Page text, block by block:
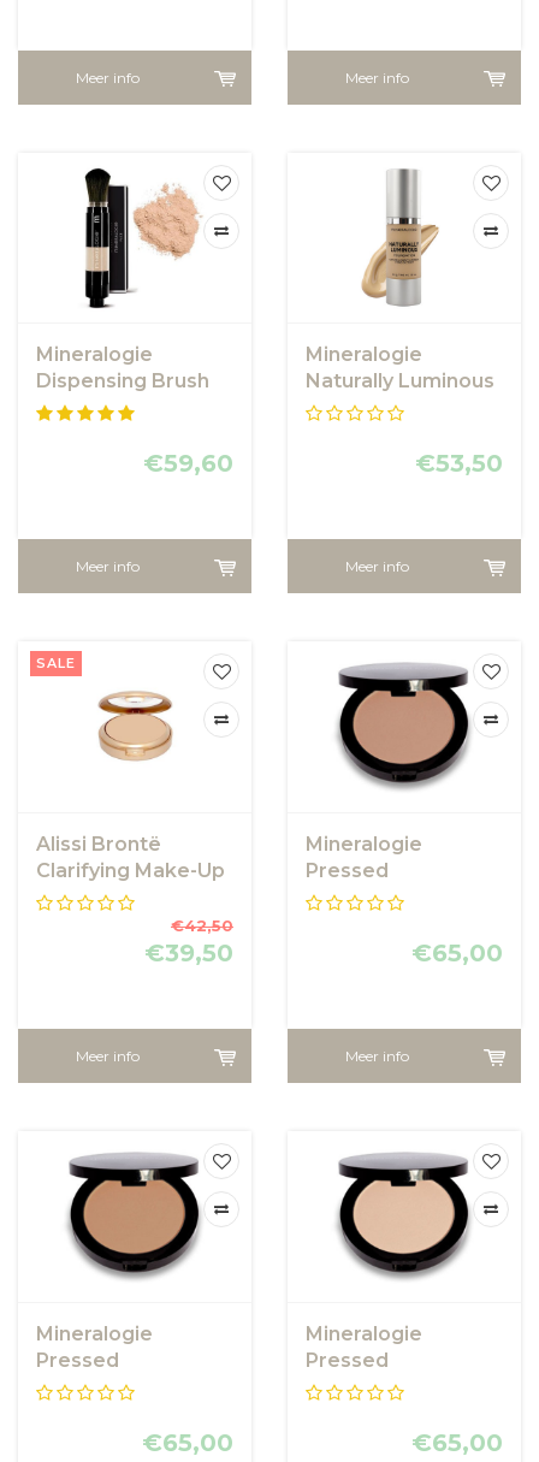
Meer info Meer info
Mineralogie
Dispensing Brush
Foundation -
€59,60
Meer info
Mineralogie
Naturally Luminous
Foundation - Light
€53,50
Meer info
SALE
Alissi Brontë
Clarifying Make-Up
SPF 50
€42,50
€39,50
Meer info
Mineralogie
Pressed
Foundation - Honey
€65,00
Meer info
Mineralogie
Pressed
Foundation -
€65,00
Mineralogie
Pressed
Foundation -
€65,00